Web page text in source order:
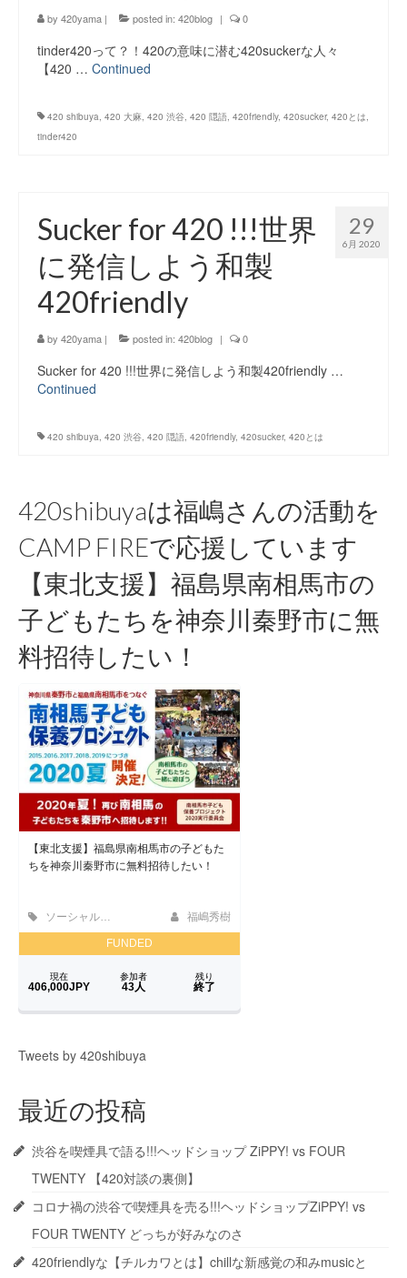
by 420yama | posted in: 420blog | 0
tinder420って？！420の意味に潜む420suckerな人々
【420 … Continued
420 shibuya 420 大麻 420 渋谷 420 隠語 420friendly, 420sucker, 420とは
tinder420
29
6月 2020
Sucker for 420 !!!世界
に発信しよう和製
420friendly
by 420yama | posted in: 420blog | 0
Sucker for 420 !!!世界に発信しよう和製420friendly …
Continued
420 shibuya 420 渋谷 420 隠語 420friendly, 420sucker, 420とは
420shibuyaは福嶋さんの活動を
CAMP FIREで応援しています
【東北支援】福島県南相馬市の
子どもたちを神奈川秦野市に無
料招待したい！
Tweets by 420shibuya
最近の投稿
渋谷を喫煙具で語る!!!ヘッドショップ ZiPPY! vs FOUR
TWENTY 【420対談の裏側】
コロナ禍の渋谷で喫煙具を売る!!!ヘッドショップZiPPY! vs
FOUR TWENTY どっちが好みなのさ
420friendlyな【チルカワとは】chillな新感覚の和みmusicと